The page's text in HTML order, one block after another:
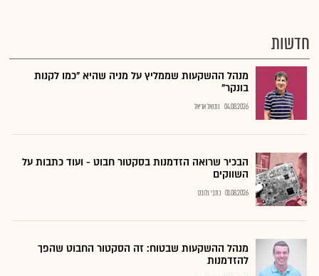
חדשות
מנהל ההשקעות שממליץ על מניה שהיא "כמו לקנות
בונקר"
04.08.2026 נתנאל אריאל
הבכיר שרואה הזדמנות בסקטור חבוט - ועוד כתבות על
השווקים
01.08.2026 כתבי גלובס
מנהל ההשקעות שבטוח: זה הסקטור החבוט שהפך
להזדמנות